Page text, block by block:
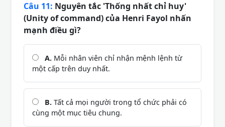
Câu 11: Nguyên tắc 'Thống nhất chỉ huy'
(Unity of command) của Henri Fayol nhấn
mạnh điều gì?
A. Mỗi nhân viên chỉ nhận mệnh lệnh từ
một cấp trên duy nhất.
B. Tất cả mọi người trong tổ chức phải có
cùng một mục tiêu chung.